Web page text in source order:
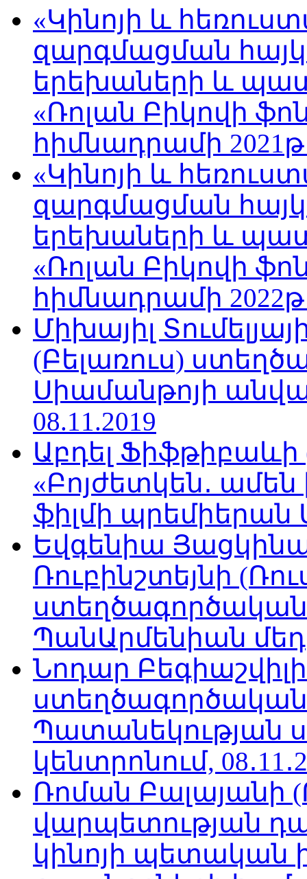
«Կինոյի և
զարգմացման
երեխաների և
«Ռոլան Բիկովի
հիմնադրամի
«Կինոյի և
զարգմացման
երեխաների և
«Ռոլան Բիկովի
հիմնադրամի
Միխայիլ
(Բելառուս)
Սիամանթոյի
08.11.2019
Աբդել
«Բոյժետկեն․
ֆիլմի պրեմիերան
Եվգենիա
Ռուբինշտեյնի
ՊանԱրմենիան
Նոդար
Պատանեկության
կենտրոնում,
Ռոման Բալայանի
վարպետության
կինոյի պետական